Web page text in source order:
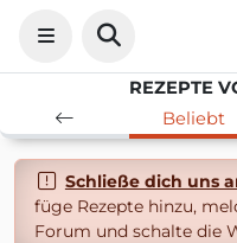
REZEPTE
Beliebt
Schließe dich uns
füge Rezepte hinzu,
Forum und schalte die